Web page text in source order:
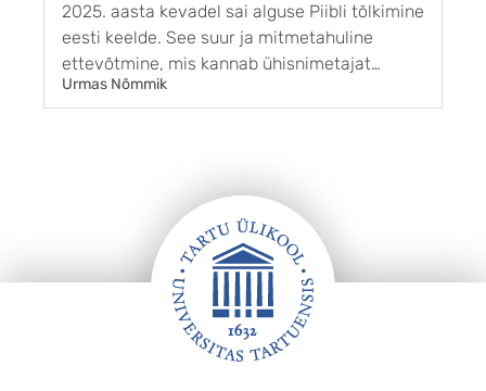
2025. aasta kevadel sai alguse Piibli tõlkimine
eesti keelde. See suur ja mitmetahuline
ettevõtmine, mis kannab ühisnimetajat
„Piibel 2039“, vajab selgitamist mitme kandi
pealt. Tihti küsitakse meilt, miks üldse Piiblit
Urmas Nõmmik